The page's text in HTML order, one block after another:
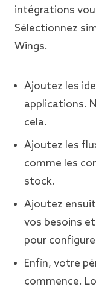
intégrations
Sélectionnez
Wings.
Ajoutez les
applications.
cela.
Ajoutez les
comme les
stock.
Ajoutez
vos besoins
pour
Enfin, votre
commence.